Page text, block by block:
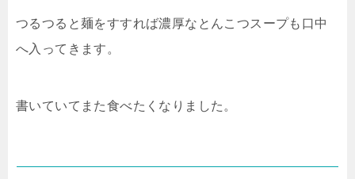
つるつると麺をすすれば濃厚なとんこつスープも口中
へ入ってきます。
書いていてまた食べたくなりました。